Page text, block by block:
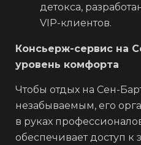
детокса,
VIP-клиентов.
Консьерж-сервис на
уровень комфорта
Чтобы отдых на Сен-
незабываемым, его
в руках
обеспечивает доступ